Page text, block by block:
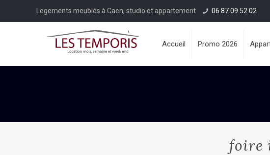
Logements meublés à Caen, studio et appartement 06 87 09 52 02
Accueil Promo 2026
foire